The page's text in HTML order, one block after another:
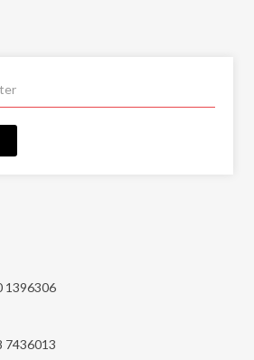
1396306
7436013